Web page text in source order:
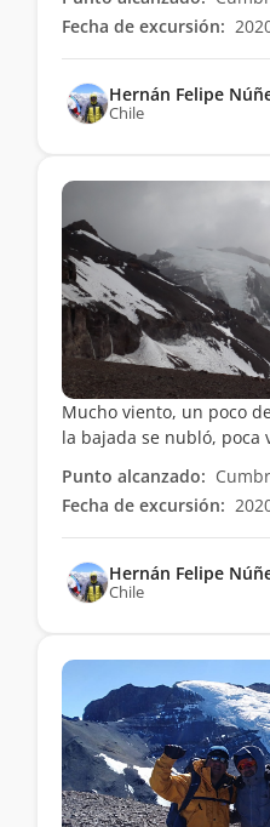
Fecha de excursión:
Hernán Felipe
Chile
Mucho viento, un poco
la bajada se nubló, poca
Punto alcanzado:
Fecha de excursión:
Hernán Felipe
Chile